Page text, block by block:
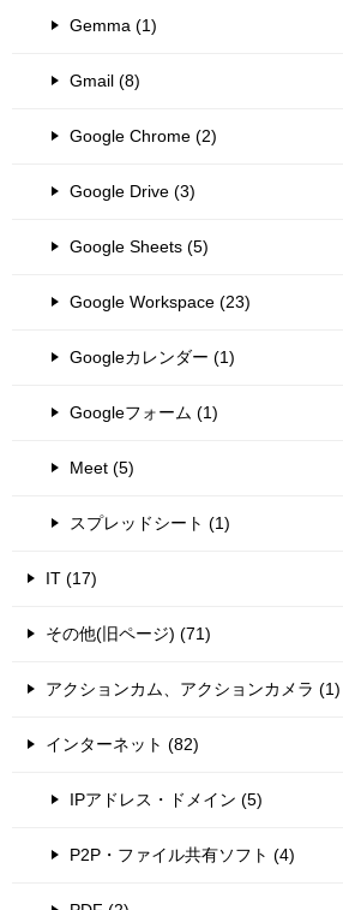
Gemma (1)
Gmail (8)
Google Chrome (2)
Google Drive (3)
Google Sheets (5)
Google Workspace (23)
Googleカレンダー (1)
Googleフォーム (1)
Meet (5)
スプレッドシート (1)
IT (17)
その他(旧ページ) (71)
アクションカム、アクションカメラ (1)
インターネット (82)
IPアドレス・ドメイン (5)
P2P・ファイル共有ソフト (4)